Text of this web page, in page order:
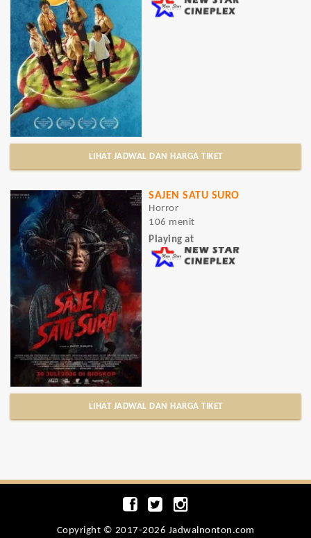
LIHAT JADWAL DAN HARGA TIKET
SAJEN SATU SURO
Horror
106 menit
Playing at
LIHAT JADWAL DAN HARGA TIKET
Copyright © 2017-2026 Jadwalnonton.com